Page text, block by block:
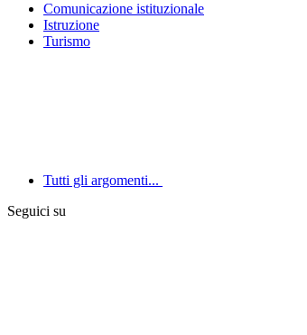
Comunicazione istituzionale
Istruzione
Turismo
Tutti gli argomenti...
Seguici su